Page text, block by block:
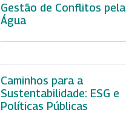
Gestão de Conflitos pela
Água
Caminhos para a
Sustentabilidade: ESG e
Políticas Públicas